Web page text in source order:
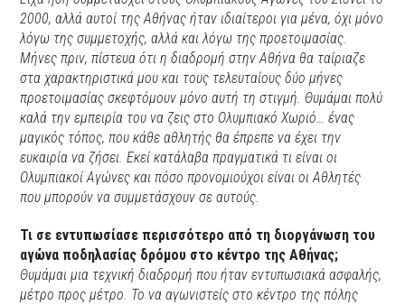
2000, αλλά αυτοί της Αθήνας ήταν ιδιαίτεροι για μένα, όχι μόνο
λόγω της συμμετοχής, αλλά και λόγω της προετοιμασίας.
Μήνες πριν, πίστευα ότι η διαδρομή στην Αθήνα θα ταίριαζε
στα χαρακτηριστικά μου και τους τελευταίους δύο μήνες
προετοιμασίας σκεφτόμουν μόνο αυτή τη στιγμή. Θυμάμαι πολύ
καλά την εμπειρία του να ζεις στο Ολυμπιακό Χωριό… ένας
μαγικός τόπος, που κάθε αθλητής θα έπρεπε να έχει την
ευκαιρία να ζήσει. Εκεί κατάλαβα πραγματικά τι είναι οι
Ολυμπιακοί Αγώνες και πόσο προνομιούχοι είναι οι Αθλητές
που μπορούν να συμμετάσχουν σε αυτούς.
Τι σε εντυπωσίασε περισσότερο από τη διοργάνωση του
αγώνα ποδηλασίας δρόμου στο κέντρο της Αθήνας;
Θυμάμαι μια τεχνική διαδρομή που ήταν εντυπωσιακά ασφαλής,
μέτρο προς μέτρο. Το να αγωνιστείς στο κέντρο της πόλης